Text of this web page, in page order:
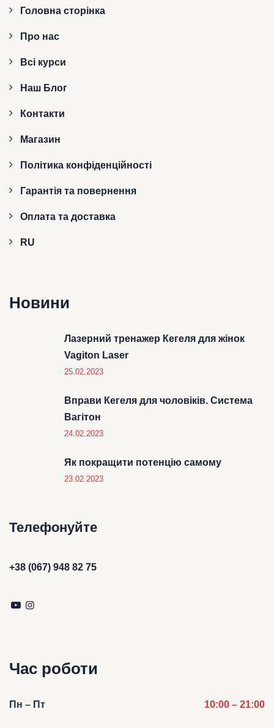
Головна сторінка
Про нас
Всі курси
Наш Блог
Контакти
Магазин
Політика конфіденційності
Гарантія та повернення
Оплата та доставка
RU
Новини
Лазерний тренажер Кегеля для жінок
Vagiton Laser
25.02.2023
Вправи Кегеля для чоловіків. Система
Вагітон
24.02.2023
Як покращити потенцію самому
23.02.2023
Телефонуйте
+38 (067) 948 82 75
Час роботи
Пн – Пт 10:00 – 21:00